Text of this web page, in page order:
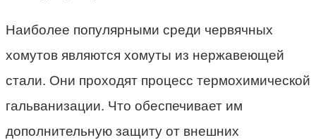
Наиболее популярными среди червячных
хомутов являются хомуты из нержавеющей
стали. Они проходят процесс термохимической
гальванизации. Что обеспечивает им
дополнительную защиту от внешних